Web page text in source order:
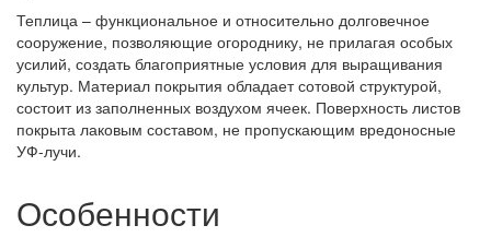
Теплица – функциональное и относительно долговечное
сооружение, позволяющие огороднику, не прилагая особых
усилий, создать благоприятные условия для выращивания
культур. Материал покрытия обладает сотовой структурой,
состоит из заполненных воздухом ячеек. Поверхность листов
покрыта лаковым составом, не пропускающим вредоносные
УФ-лучи.
Особенности